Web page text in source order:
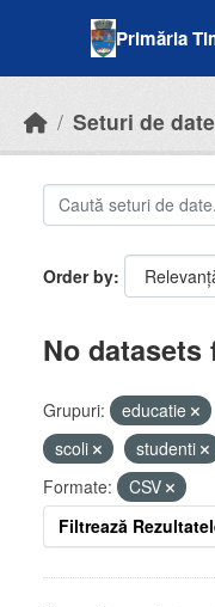
Primăria
Seturi de date
Order by
No datasets
Grupuri: educatie
scoli
studenti
Formate:
CSV
Filtrează